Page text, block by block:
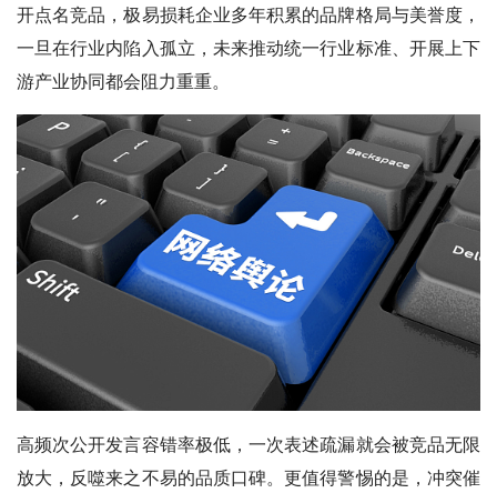
开点名竞品，极易损耗企业多年积累的品牌格局与美誉度，
一旦在行业内陷入孤立，未来推动统一行业标准、开展上下
游产业协同都会阻力重重。
高频次公开发言容错率极低，一次表述疏漏就会被竞品无限
放大，反噬来之不易的品质口碑。更值得警惕的是，冲突催